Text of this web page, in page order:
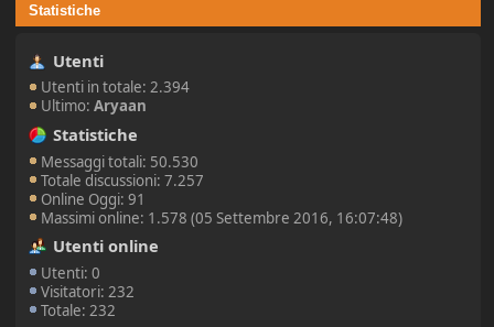
Statistiche
Utenti
Utenti in totale: 2.394
Ultimo:Aryaan
Statistiche
Messaggi totali: 50.530
Totale discussioni: 7.257
Online Oggi: 91
Massimi online: 1.578 (05 Settembre 2016, 16:07:48)
Utenti online
Utenti: 0
Visitatori: 232
Totale: 232